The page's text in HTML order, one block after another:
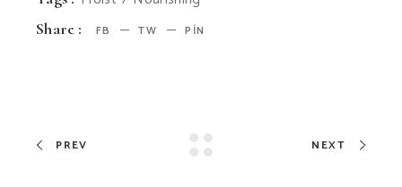
Share : FB TW PIN
PREV NEXT